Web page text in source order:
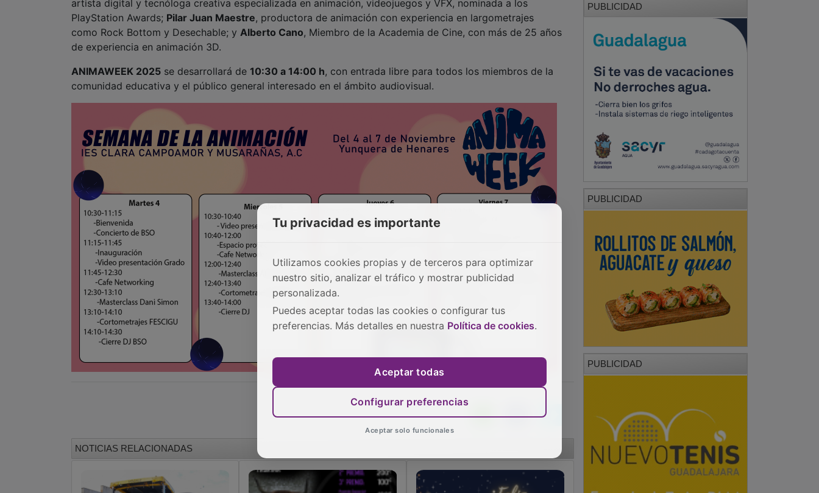
artista digital y tecnóloga creativa especializada en animación, videojuegos y VFX, nominada a los
PlayStation Awards; Pilar Juan Maestre, productora de animación con experiencia en largometrajes
como Rock Bottom y Desechable; y Alberto Cano, Miembro de la Academia de Cine, con más de 25 años
de experiencia en animación 3D.
ANIMAWEEK 2025 se desarrollará de 10:30 a 14:00 h, con entrada libre para todos los miembros de la
comunidad educativa y el público general interesado en el ámbito audiovisual.
NOTICIAS RELACIONADAS
PUBLICIDAD
PUBLICIDAD
PUBLICIDAD
Tu privacidad es importante
Utilizamos cookies propias y de terceros para optimizar
nuestro sitio, analizar el tráfico y mostrar publicidad
personalizada.
Puedes aceptar todas las cookies o configurar tus
preferencias. Más detalles en nuestra Política de cookies.
Aceptar todas
Configurar preferencias
Aceptar solo funcionales